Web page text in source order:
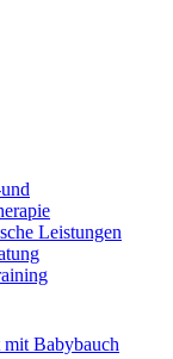
Leistungen
Babybauch